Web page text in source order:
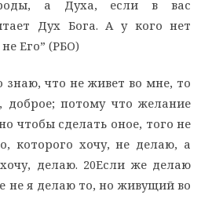
а Духа, если в вас
Дух Бога. А у кого нет
Его” (РБО)
знаю, что не живет во мне, то
доброе; потому что желание
чтобы сделать оное, того не
которого хочу, не делаю, а
делаю. 20Если же делаю
не я делаю то, но живущий во